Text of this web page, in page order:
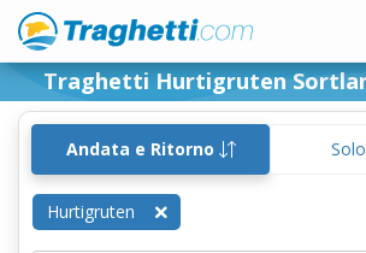
Traghetti Hurtigruten
Andata e Ritorno
Hurtigruten